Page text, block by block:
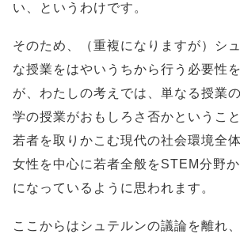
い、というわけです。
そのため、（重複になりますが）シ
な授業をはやいうちから行う必要性
が、わたしの考えでは、単なる授業
学の授業がおもしろさ否かというこ
若者を取りかこむ現代の社会環境全
女性を中心に若者全般をSTEM分野
になっているように思われます。
ここからはシュテルンの議論を離れ